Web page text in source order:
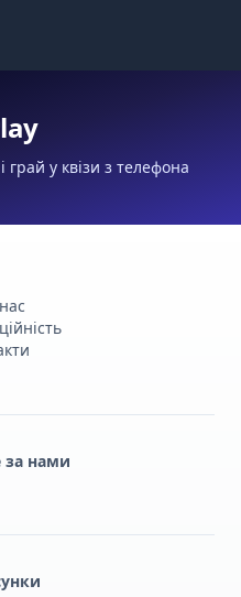
у квізи з телефона
за нами